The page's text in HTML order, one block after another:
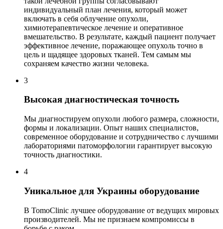
индивидуальный план лечения, который может
включать в себя облучение опухоли,
химиотерапевтическое лечение и оперативное
вмешательство. В результате, каждый пациент получает
эффективное лечение, поражающее опухоль точно в
цель и щадящее здоровых тканей. Тем самым мы
сохраняем качество жизни человека.
3
Высокая диагностическая точность
Мы диагностируем опухоли любого размера, сложности,
формы и локализации. Опыт наших специалистов,
современное оборудование и сотрудничество с лучшими
лабораториями патоморфологии гарантирует высокую
точность диагностики.
4
Уникальное для Украины оборудование
В TomoClinic лучшее оборудование от ведущих мировых
производителей. Мы не признаем компромиссы в